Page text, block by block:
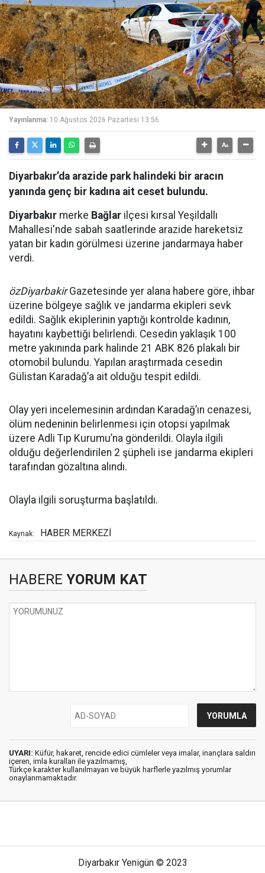
Yayınlanma: 10 Ağustos 2026 Pazartesi 13:56
Diyarbakır’da arazide park halindeki bir aracın
yanında genç bir kadına ait ceset bulundu.
Diyarbakır merke Bağlar ilçesi kırsal Yeşildallı
Mahallesi'nde sabah saatlerinde arazide hareketsiz
yatan bir kadın görülmesi üzerine jandarmaya haber
verdi.
özDiyarbakirGazetesinde yer alana habere göre, ihbar
üzerine bölgeye sağlık ve jandarma ekipleri sevk
edildi. Sağlık ekiplerinin yaptığı kontrolde kadının,
hayatını kaybettiği belirlendi. Cesedin yaklaşık 100
metre yakınında park halinde 21 ABK 826 plakalı bir
otomobil bulundu. Yapılan araştırmada cesedin
Gülistan Karadağ’a ait olduğu tespit edildi.
Olay yeri incelemesinin ardından Karadağ’ın cenazesi,
ölüm nedeninin belirlenmesi için otopsi yapılmak
üzere Adli Tıp Kurumu’na gönderildi. Olayla ilgili
olduğu değerlendirilen 2 şüpheli ise jandarma ekipleri
tarafından gözaltına alındı.
Olayla ilgili soruşturma başlatıldı.
Kaynak: HABER MERKEZİ
HABERE YORUM KAT
UYARI: Küfür, hakaret, rencide edici cümleler veya imalar, inançlara saldırı
içeren, imla kuralları ile yazılmamış,
Türkçe karakter kullanılmayan ve büyük harflerle yazılmış yorumlar
onaylanmamaktadır.
Diyarbakır Yenigün © 2023